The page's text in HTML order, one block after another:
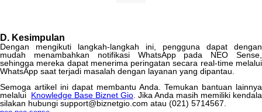
D. Kesimpulan
Dengan mengikuti langkah-langkah ini pengguna dapat
dengan
mudah
menambahkan notifikasi WhatsApp pada NEO Sense
sehingga mereka dapat menerima peringatan secara real-time melalui
WhatsApp saat terjadi masalah dengan layanan yang dipantau
Semoga artikel ini dapat membantu Anda Temukan bantuan lainnya
melalui Knowledge Base Biznet Gio Jika Anda masih memiliki kendala
silakan hubungi support@biznetgio com atau (021) 5714567